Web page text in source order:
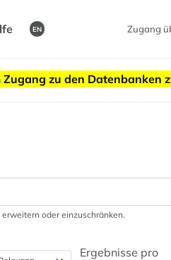
EN
Zugang
zu den Datenbanken
oder einzuschränken.
Ergebnisse pro